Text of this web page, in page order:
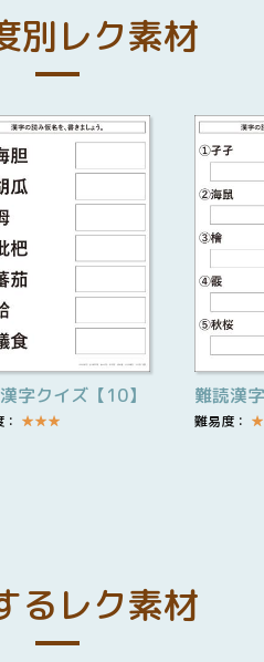
別レク素材
字クイズ【10】
★★★
難読漢
難易度： ★
るレク素材